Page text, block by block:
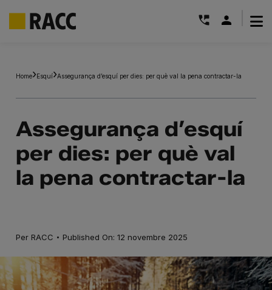
content
Home Esquí Assegurança d’esquí per dies: per què val la pena contractar-la
Assegurança d’esquí
per dies: per què val
la pena contractar-la
Per RACC · Published On: 12 novembre 2025